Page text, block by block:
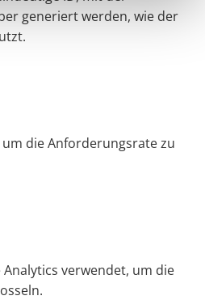
generiert werden, wie der
die Anforderungsrate zu
verwendet, um die